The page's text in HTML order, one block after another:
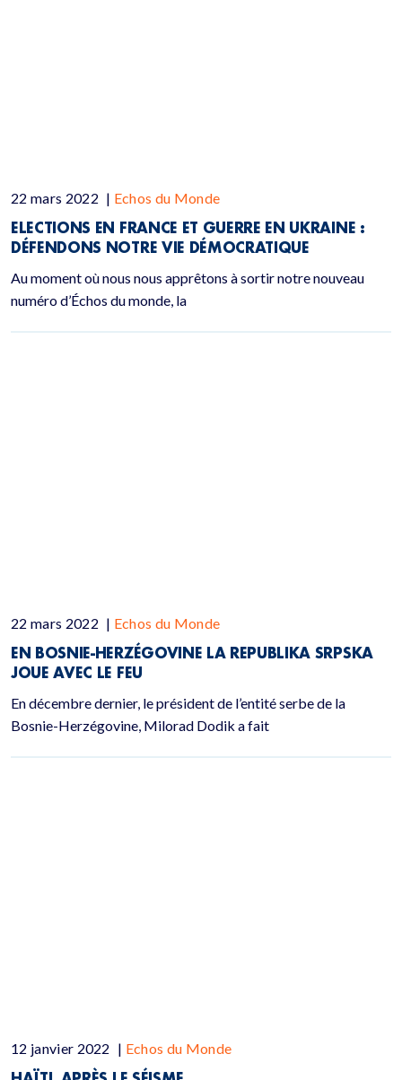
22 mars 2022 | Echos du Monde
ELECTIONS EN FRANCE ET GUERRE EN UKRAINE :
DÉFENDONS NOTRE VIE DÉMOCRATIQUE
Au moment où nous nous apprêtons à sortir notre nouveau
numéro d’Échos du monde, la
22 mars 2022 | Echos du Monde
EN BOSNIE-HERZÉGOVINE LA REPUBLIKA SRPSKA
JOUE AVEC LE FEU
En décembre dernier, le président de l’entité serbe de la
Bosnie-Herzégovine, Milorad Dodik a fait
12 janvier 2022 | Echos du Monde